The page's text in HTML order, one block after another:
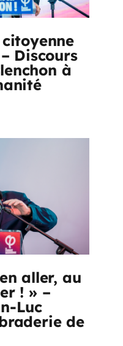
Discours
à
aller, au
! » –
Luc
de